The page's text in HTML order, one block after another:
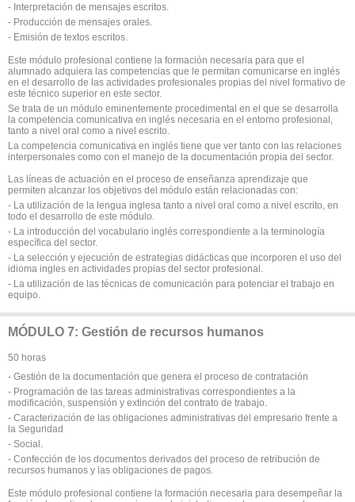
- Interpretación de mensajes escritos.
- Producción de mensajes orales.
- Emisión de textos escritos.
Este módulo profesional contiene la formación necesaria para que el
alumnado adquiera las competencias que le permitan comunicarse en inglés
en el desarrollo de las actividades profesionales propias del nivel formativo de
este técnico superior en este sector.
Se trata de un módulo eminentemente procedimental en el que se desarrolla
la competencia comunicativa en inglés necesaria en el entorno profesional,
tanto a nivel oral como a nivel escrito.
La competencia comunicativa en inglés tiene que ver tanto con las relaciones
interpersonales como con el manejo de la documentación propia del sector.
Las líneas de actuación en el proceso de enseñanza aprendizaje que
permiten alcanzar los objetivos del módulo están relacionadas con:
- La utilización de la lengua inglesa tanto a nivel oral como a nivel escrito, en
todo el desarrollo de este módulo.
- La introducción del vocabulario inglés correspondiente a la terminología
específica del sector.
- La selección y ejecución de estrategias didácticas que incorporen el uso del
idioma ingles en actividades propias del sector profesional.
- La utilización de las técnicas de comunicación para potenciar el trabajo en
equipo.
MÓDULO 7: Gestión de recursos humanos
50 horas
- Gestión de la documentación que genera el proceso de contratación
- Programación de las tareas administrativas correspondientes a la
modificación, suspensión y extinción del contrato de trabajo.
- Caracterización de las obligaciones administrativas del empresario frente a
la Seguridad
- Social.
- Confección de los documentos derivados del proceso de retribución de
recursos humanos y las obligaciones de pagos.
Este módulo profesional contiene la formación necesaria para desempeñar la